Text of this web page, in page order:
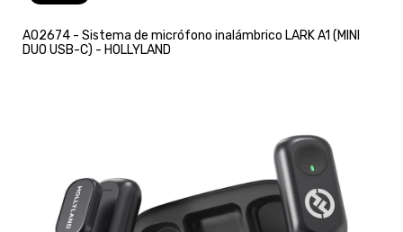
A02674 - Sistema de micrófono inalámbrico LARK A1 (MINI
DUO USB-C) - HOLLYLAND